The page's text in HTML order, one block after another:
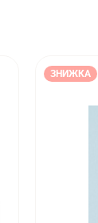
ЗНИЖКА